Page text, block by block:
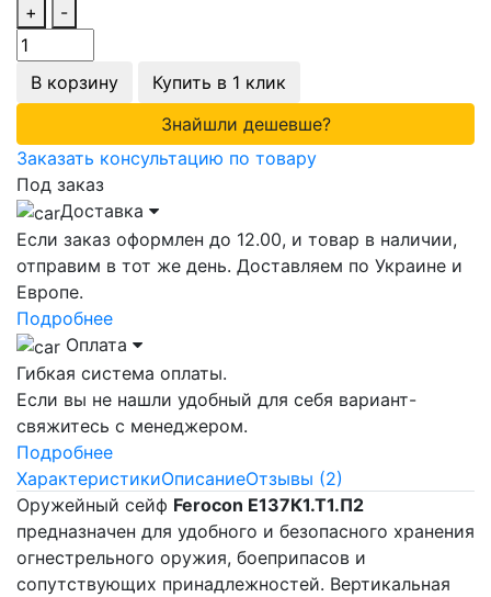
+
-
В корзину
Купить в 1 клик
Знайшли дешевше?
Заказать консультацию по товару
Под заказ
Доставка
Если заказ оформлен до 12.00, и товар в наличии,
отправим в тот же день. Доставляем по Украине и
Европе.
Подробнее
Оплата
Гибкая система оплаты.
Если вы не нашли удобный для себя вариант-
свяжитесь с менеджером.
Подробнее
ХарактеристикиОписаниеОтзывы (2)
Оружейный сейф Ferocon Е137К1.Т1.П2
предназначен для удобного и безопасного хранения
огнестрельного оружия, боеприпасов и
сопутствующих принадлежностей. Вертикальная